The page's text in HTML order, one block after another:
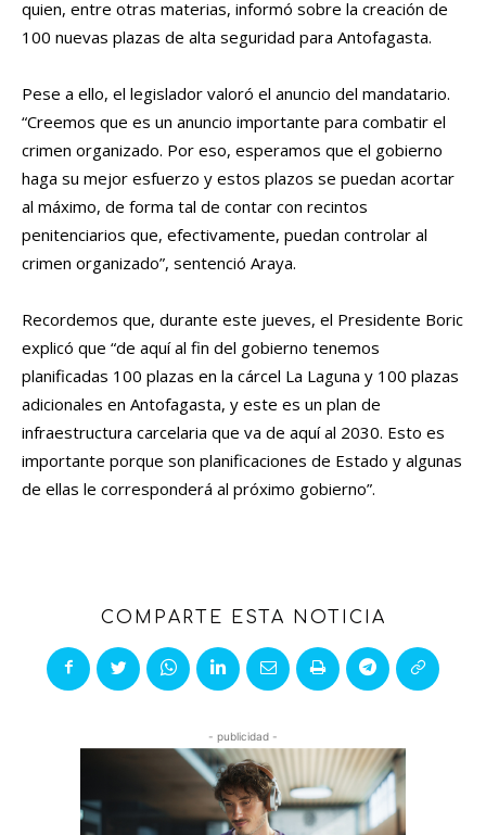
quien, entre otras materias, informó sobre la creación de
100 nuevas plazas de alta seguridad para Antofagasta.
Pese a ello, el legislador valoró el anuncio del mandatario.
“Creemos que es un anuncio importante para combatir el
crimen organizado. Por eso, esperamos que el gobierno
haga su mejor esfuerzo y estos plazos se puedan acortar
al máximo, de forma tal de contar con recintos
penitenciarios que, efectivamente, puedan controlar al
crimen organizado”, sentenció Araya.
Recordemos que, durante este jueves, el Presidente Boric
explicó que “de aquí al fin del gobierno tenemos
planificadas 100 plazas en la cárcel La Laguna y 100 plazas
adicionales en Antofagasta, y este es un plan de
infraestructura carcelaria que va de aquí al 2030. Esto es
importante porque son planificaciones de Estado y algunas
de ellas le corresponderá al próximo gobierno”.
COMPARTE ESTA NOTICIA
- publicidad -